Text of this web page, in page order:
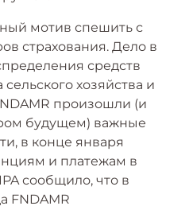
мотив спешить с
страхования. Дело в
средств
хозяйства и
произошли (и
будущем) важные
в конце января
и платежам в
сообщило, что в
FNDAMR